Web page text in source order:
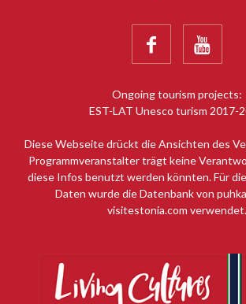
 
Ongoing tourism projects:
EST-LAT Unesco turism 2017-
Diese Webseite drückt die Ansichten des
Programmveranstalter trägt keine
diese Infos benutzt werden könnten. Für
Daten wurde die Datenbank von
visitestonia.com verwendet.